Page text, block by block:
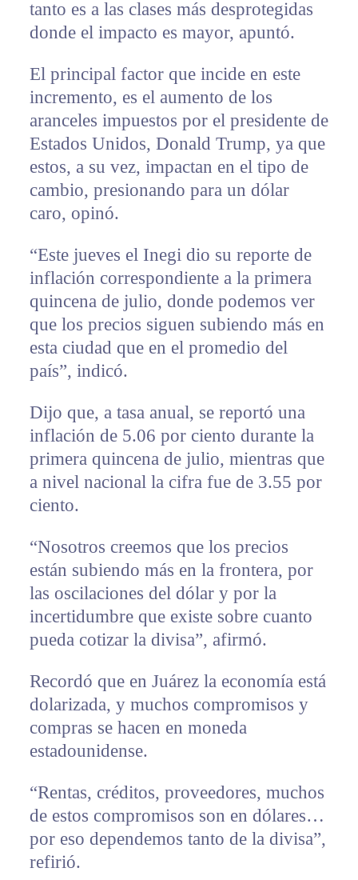
tanto es a las clases más desprotegidas
donde el impacto es mayor, apuntó.
El principal factor que incide en este
incremento, es el aumento de los
aranceles impuestos por el presidente de
Estados Unidos, Donald Trump, ya que
estos, a su vez, impactan en el tipo de
cambio, presionando para un dólar
caro, opinó.
“Este jueves el Inegi dio su reporte de
inflación correspondiente a la primera
quincena de julio, donde podemos ver
que los precios siguen subiendo más en
esta ciudad que en el promedio del
país”, indicó.
Dijo que, a tasa anual, se reportó una
inflación de 5.06 por ciento durante la
primera quincena de julio, mientras que
a nivel nacional la cifra fue de 3.55 por
ciento.
“Nosotros creemos que los precios
están subiendo más en la frontera, por
las oscilaciones del dólar y por la
incertidumbre que existe sobre cuanto
pueda cotizar la divisa”, afirmó.
Recordó que en Juárez la economía está
dolarizada, y muchos compromisos y
compras se hacen en moneda
estadounidense.
“Rentas, créditos, proveedores, muchos
de estos compromisos son en dólares…
por eso dependemos tanto de la divisa”,
refirió.